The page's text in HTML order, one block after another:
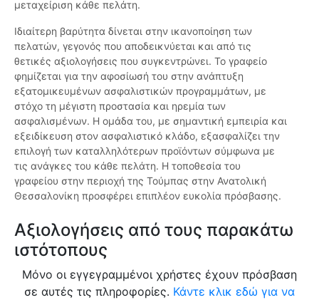
μεταχείριση κάθε πελάτη.
Ιδιαίτερη βαρύτητα δίνεται στην ικανοποίηση των
πελατών, γεγονός που αποδεικνύεται και από τις
θετικές αξιολογήσεις που συγκεντρώνει. Το γραφείο
φημίζεται για την αφοσίωσή του στην ανάπτυξη
εξατομικευμένων ασφαλιστικών προγραμμάτων, με
στόχο τη μέγιστη προστασία και ηρεμία των
ασφαλισμένων. Η ομάδα του, με σημαντική εμπειρία και
εξειδίκευση στον ασφαλιστικό κλάδο, εξασφαλίζει την
επιλογή των καταλληλότερων προϊόντων σύμφωνα με
τις ανάγκες του κάθε πελάτη. Η τοποθεσία του
γραφείου στην περιοχή της Τούμπας στην Ανατολική
Θεσσαλονίκη προσφέρει επιπλέον ευκολία πρόσβασης.
Αξιολογήσεις από τους παρακάτω
ιστότοπους
Μόνο οι εγγεγραμμένοι χρήστες έχουν πρόσβαση
σε αυτές τις πληροφορίες. Κάντε κλικ εδώ για να